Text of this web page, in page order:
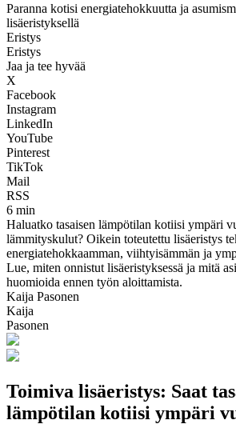
Paranna kotisi energiatehokkuutta ja
lisäeristyksellä
Eristys
Eristys
Jaa ja tee hyvää
X
Facebook
Instagram
LinkedIn
YouTube
Pinterest
TikTok
Mail
RSS
6 min
Haluatko tasaisen lämpötilan kotiisi ympäri
lämmityskulut? Oikein toteutettu lisäeristys
energiatehokkaamman, viihtyisämmän ja
Lue, miten onnistut lisäeristyksessä ja mitä
huomioida ennen työn aloittamista.
Kaija Pasonen
Kaija
Pasonen
Toimiva lisäeristys: Saat
lämpötilan kotiisi ympäri